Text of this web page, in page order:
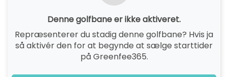
Denne golfbane er ikke aktiveret.
Repræsenterer du stadig denne golfbane? Hvis ja
så aktivér den for at begynde at sælge starttider
på Greenfee365.